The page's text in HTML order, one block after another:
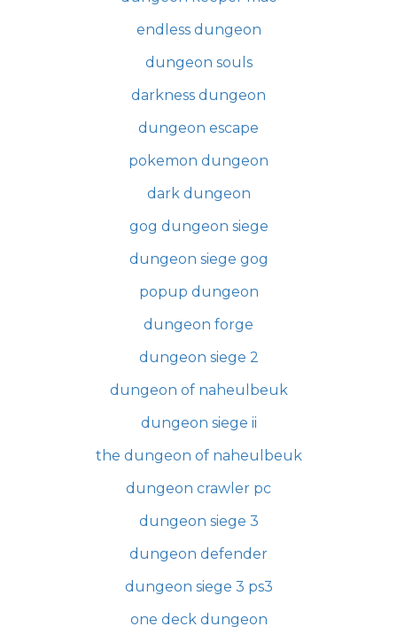
endless dungeon
dungeon souls
darkness dungeon
dungeon escape
pokemon dungeon
dark dungeon
gog dungeon siege
dungeon siege gog
popup dungeon
dungeon forge
dungeon siege 2
dungeon of naheulbeuk
dungeon siege ii
the dungeon of naheulbeuk
dungeon crawler pc
dungeon siege 3
dungeon defender
dungeon siege 3 ps3
one deck dungeon